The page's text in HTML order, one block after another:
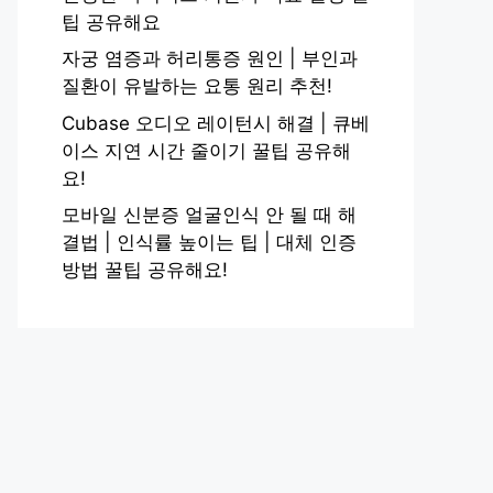
팁 공유해요
자궁 염증과 허리통증 원인 | 부인과
질환이 유발하는 요통 원리 추천!
Cubase 오디오 레이턴시 해결 | 큐베
이스 지연 시간 줄이기 꿀팁 공유해
요!
모바일 신분증 얼굴인식 안 될 때 해
결법 | 인식률 높이는 팁 | 대체 인증
방법 꿀팁 공유해요!